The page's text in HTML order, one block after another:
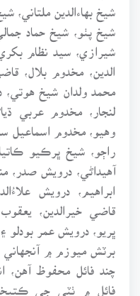
شيخ بهاءالدين ملتاني،
شيخ پٺو، شيخ حماد
شيرازي، سيد نظام
الدين، مخدوم بلال،
محمد ولدان شيخ
لنجار، مخدوم عربي
وهيو، مخدوم اسماعيل
راڄو، شيخ ڀرڪيو
آهيداڻي، درويش صدر،
ابراهيم، درويش
قاضي خيرالدين،
ڀريو، درويش عمر بودلو
برٽش ميوزم ۾ آنجهاني
فائل ۾ ٺٽي جي